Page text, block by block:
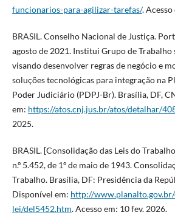
funcionarios-para-agilizar-tarefas/.
BRASIL. Conselho Nacional de Justiça.
agosto de 2021. Institui Grupo de
visando desenvolver regras de negócio e
soluções tecnológicas para integração na
Poder Judiciário (PDPJ-Br). Brasília, DF,
em: https://atos.cnj.jus.br/atos/detalhar/
2025.
BRASIL. [Consolidação das Leis do
n.º 5.452, de 1º de maio de 1943.
Trabalho. Brasília, DF: Presidência da
Disponível em: http://
lei/del5452.htm. Acesso em: 10 fev. 2026.